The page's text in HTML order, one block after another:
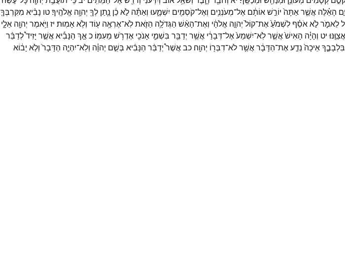
הָאֵ֗לֶּה אֲשֶׁ֤ראַתָּה֙ יוֹרֵ֣שׁאוֹתָ֔ם אֶל־מְעֹנְנִ֥ים וְאֶל־קֹסְמִ֖ים יִשְׁמָ֑עוּ וְאַתָּ֕ה לֹ֣אכֵ֔ן נָ֛תַן לְךָ֖ יְהוָ֥ה אֱלֹהֶֽיךָ׃טו נָבִ֨יא מִקִּרְבְּךָ֤
לֵאמֹ֑רלֹ֣אאֹסֵ֗ף לִשְׁמֹ֙עַ֙אֶת־קוֹל֙ יְהוָ֣ה אֱלֹהָ֔י וְאֶת־הָאֵ֨שׁ הַגְּדֹלָ֥ה הַזֹּ֛אתלֹֽא־אֶרְאֶ֥ה ע֖וֹד וְלֹ֥אאָמֽוּת׃ יז וַיֹּ֥אמֶר יְהוָ֖ה אֵלָ֑י
אֲצַוֶּֽנּוּ׃ יט וְהָיָ֗ה הָאִישׁ֙אֲשֶׁ֤רלֹֽא־יִשְׁמַע֙אֶל־דְּבָרַ֔י אֲשֶׁ֥ר יְדַבֵּ֖ר בִּשְׁמִ֑י אָנֹכִ֖י אֶדְרֹ֥שׁ מֵעִמּֽוֹ׃ כאַ֣ךְ הַנָּבִ֡יאאֲשֶׁ֣ר יָזִיד֩לְדַבֵּ֨ר
בִּלְבָבֶ֑ךָאֵיכָה֙ נֵדַ֣עאֶת־הַדָּבָ֔ראֲשֶׁ֥רלֹא־דִבְּר֖וֹ יְהוָֽה׃ כבאֲשֶׁר֩ יְדַבֵּ֨ר הַנָּבִ֜יא בְּשֵׁ֣ם יְהוָ֗ה וְלֹֽא־יִהְיֶ֤ה הַדָּבָר֙ וְלֹ֣א יָב֔וֹא